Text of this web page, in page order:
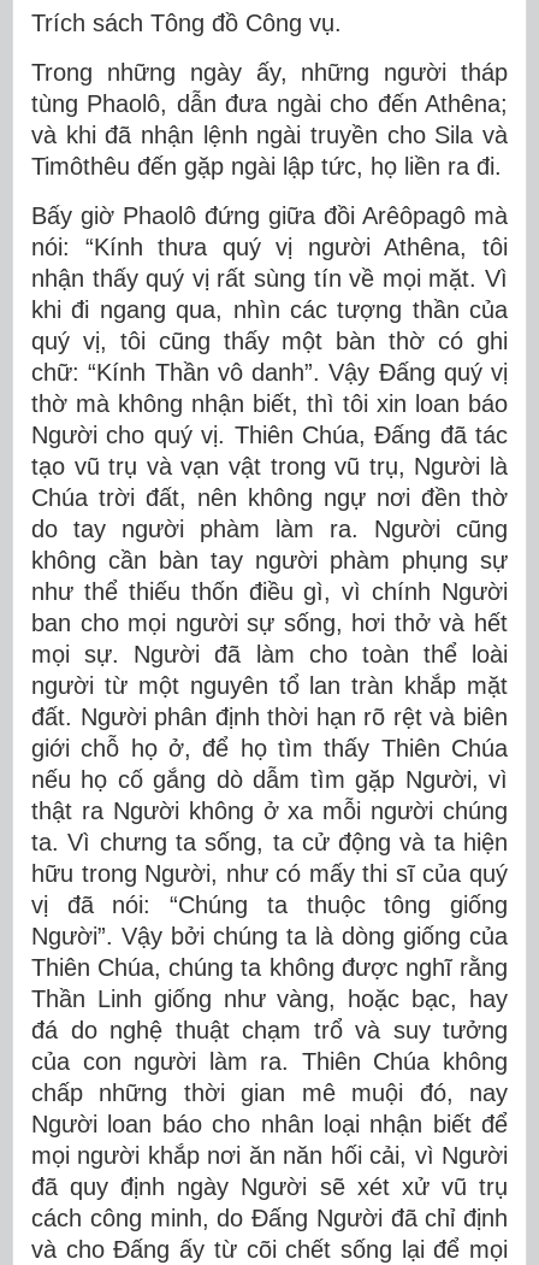
Trích sách Tông đồ Công vụ.
Trong những ngày ấy, những người tháp
tùng Phaolô, dẫn đưa ngài cho đến Athêna;
và khi đã nhận lệnh ngài truyền cho Sila và
Timôthêu đến gặp ngài lập tức, họ liền ra đi.
Bấy giờ Phaolô đứng giữa đồi Arêôpagô mà
nói: “Kính thưa quý vị người Athêna, tôi
nhận thấy quý vị rất sùng tín về mọi mặt. Vì
khi đi ngang qua, nhìn các tượng thần của
quý vị, tôi cũng thấy một bàn thờ có ghi
chữ: “Kính Thần vô danh”. Vậy Ðấng quý vị
thờ mà không nhận biết, thì tôi xin loan báo
Người cho quý vị. Thiên Chúa, Ðấng đã tác
tạo vũ trụ và vạn vật trong vũ trụ, Người là
Chúa trời đất, nên không ngự nơi đền thờ
do tay người phàm làm ra. Người cũng
không cần bàn tay người phàm phụng sự
như thể thiếu thốn điều gì, vì chính Người
ban cho mọi người sự sống, hơi thở và hết
mọi sự. Người đã làm cho toàn thể loài
người từ một nguyên tổ lan tràn khắp mặt
đất. Người phân định thời hạn rõ rệt và biên
giới chỗ họ ở, để họ tìm thấy Thiên Chúa
nếu họ cố gắng dò dẫm tìm gặp Người, vì
thật ra Người không ở xa mỗi người chúng
ta. Vì chưng ta sống, ta cử động và ta hiện
hữu trong Người, như có mấy thi sĩ của quý
vị đã nói: “Chúng ta thuộc tông giống
Người”. Vậy bởi chúng ta là dòng giống của
Thiên Chúa, chúng ta không được nghĩ rằng
Thần Linh giống như vàng, hoặc bạc, hay
đá do nghệ thuật chạm trổ và suy tưởng
của con người làm ra. Thiên Chúa không
chấp những thời gian mê muội đó, nay
Người loan báo cho nhân loại nhận biết để
mọi người khắp nơi ăn năn hối cải, vì Người
đã quy định ngày Người sẽ xét xử vũ trụ
cách công minh, do Ðấng Người đã chỉ định
và cho Ðấng ấy từ cõi chết sống lại để mọi